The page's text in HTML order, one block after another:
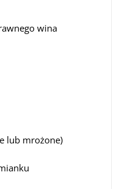
wina
lub mrożone)